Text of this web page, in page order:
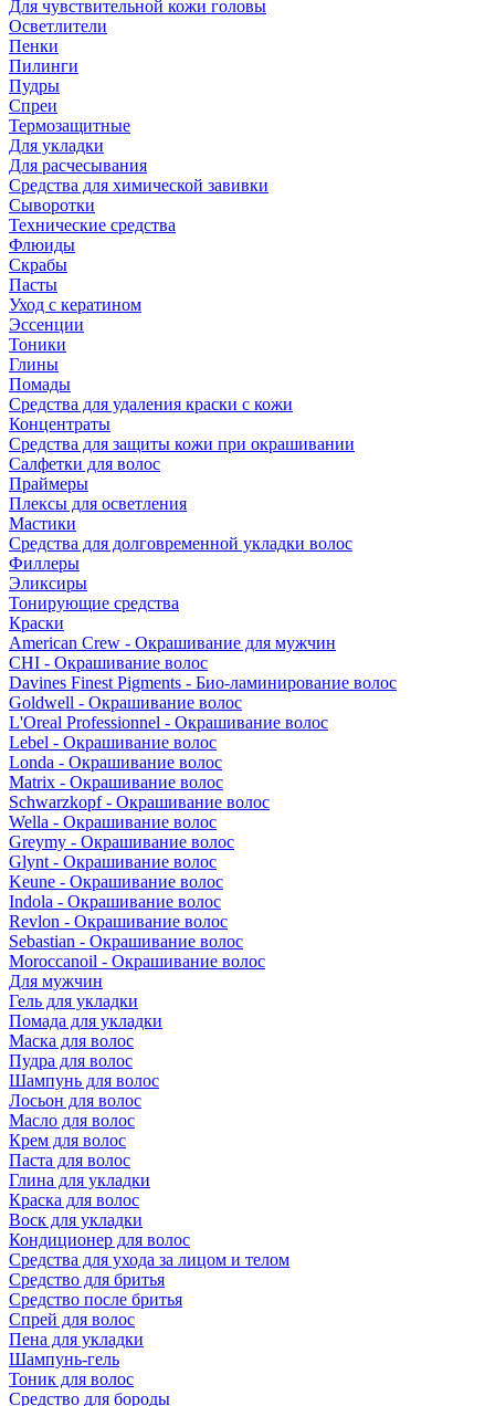
Для чувствительной кожи головы
Осветлители
Пенки
Пилинги
Пудры
Спреи
Термозащитные
Для укладки
Для расчесывания
Средства для химической завивки
Сыворотки
Технические средства
Флюиды
Скрабы
Пасты
Уход с кератином
Эссенции
Тоники
Глины
Помады
Средства для удаления краски с кожи
Концентраты
Средства для защиты кожи при окрашивании
Салфетки для волос
Праймеры
Плексы для осветления
Мастики
Средства для долговременной укладки волос
Филлеры
Эликсиры
Тонирующие средства
Краски
American Crew - Окрашивание для мужчин
CHI - Окрашивание волос
Davines Finest Pigments - Био-ламинирование волос
Goldwell - Окрашивание волос
L'Oreal Professionnel - Окрашивание волос
Lebel - Окрашивание волос
Londa - Окрашивание волос
Matrix - Окрашивание волос
Schwarzkopf - Окрашивание волос
Wella - Окрашивание волос
Greymy - Окрашивание волос
Glynt - Окрашивание волос
Keune - Окрашивание волос
Indola - Окрашивание волос
Revlon - Окрашивание волос
Sebastian - Окрашивание волос
Moroccanoil - Окрашивание волос
Для мужчин
Гель для укладки
Помада для укладки
Маска для волос
Пудра для волос
Шампунь для волос
Лосьон для волос
Масло для волос
Крем для волос
Паста для волос
Глина для укладки
Краска для волос
Воск для укладки
Кондиционер для волос
Средства для ухода за лицом и телом
Средство для бритья
Средство после бритья
Спрей для волос
Пена для укладки
Шампунь-гель
Тоник для волос
Средство для бороды